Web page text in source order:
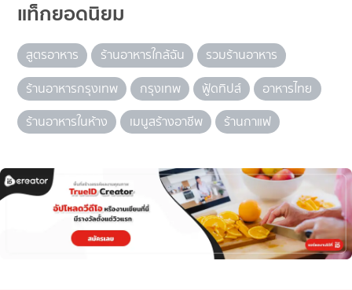
แท็กยอดนิยม
สูตรอาหาร ร้านอาหารใกล้ฉัน
รวมร้านอาหาร
ร้านอาหารกรุงเทพ
กรุงเทพ ฟู้ดทิปส์
อาหารไทย
ร้านอาหารในห้าง
เมนูสร้างอาชีพ ร้านกาแฟ